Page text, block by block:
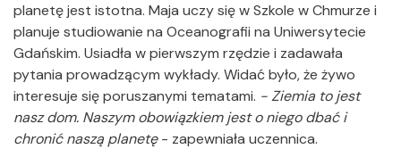
planetę jest istotna. Maja uczy się w Szkole w Chmurze i
planuje studiowanie na Oceanografii na Uniwersytecie
Gdańskim. Usiadła w pierwszym rzędzie i zadawała
pytania prowadzącym wykłady. Widać było, że żywo
interesuje się poruszanymi tematami. - Ziemia to jest
nasz dom. Naszym obowiązkiem jest o niego dbać i
chronić naszą planetę- zapewniała uczennica.